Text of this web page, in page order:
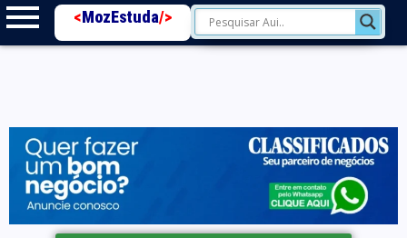
<MozEstuda/>